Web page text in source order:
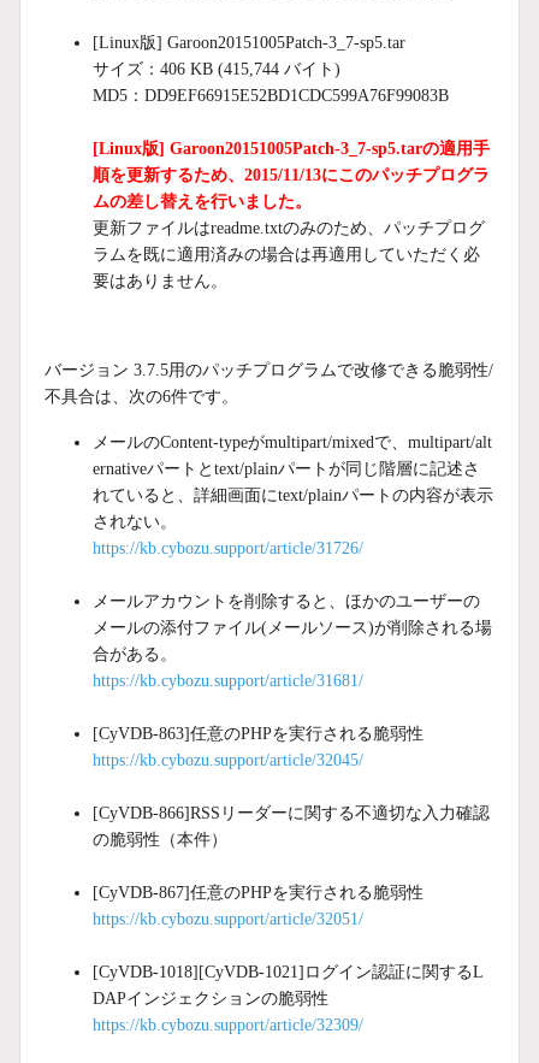
[Linux版] Garoon20151005Patch-3_7-sp5.tar
サイズ：406 KB (415,744 バイト)
MD5：DD9EF66915E52BD1CDC599A76F99083B
[Linux版] Garoon20151005Patch-3_7-sp5.tarの適用手
順を更新するため、2015/11/13にこのパッチプログラ
ムの差し替えを行いました。
更新ファイルはreadme.txtのみのため、パッチプログ
ラムを既に適用済みの場合は再適用していただく必
要はありません。
バージョン 3.7.5用のパッチプログラムで改修できる脆弱性/
不具合は、次の6件です。
メールのContent-typeがmultipart/mixedで、multipart/alt
ernativeパートとtext/plainパートが同じ階層に記述さ
れていると、詳細画面にtext/plainパートの内容が表示
されない。
https://kb.cybozu.support/article/31726/
メールアカウントを削除すると、ほかのユーザーの
メールの添付ファイル(メールソース)が削除される場
合がある。
https://kb.cybozu.support/article/31681/
[CyVDB-863]任意のPHPを実行される脆弱性
https://kb.cybozu.support/article/32045/
[CyVDB-866]RSSリーダーに関する不適切な入力確認
の脆弱性（本件）
[CyVDB-867]任意のPHPを実行される脆弱性
https://kb.cybozu.support/article/32051/
[CyVDB-1018][CyVDB-1021]ログイン認証に関するL
DAPインジェクションの脆弱性
https://kb.cybozu.support/article/32309/